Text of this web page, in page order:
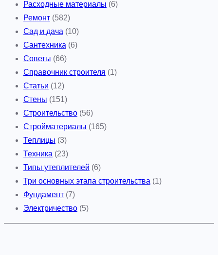
Расходные материалы (6)
Ремонт (582)
Сад и дача (10)
Сантехника (6)
Советы (66)
Справочник строителя (1)
Статьи (12)
Стены (151)
Строительство (56)
Стройматериалы (165)
Теплицы (3)
Техника (23)
Типы утеплителей (6)
Три основных этапа строительства (1)
Фундамент (7)
Электричество (5)